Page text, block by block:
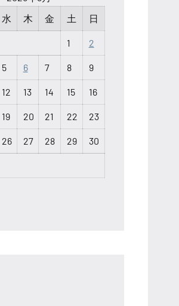
水 木 金 土 日
1 2
5 6 7 8 9
12 13 14 15 16
19 20 21 22 23
26 27 28 29 30